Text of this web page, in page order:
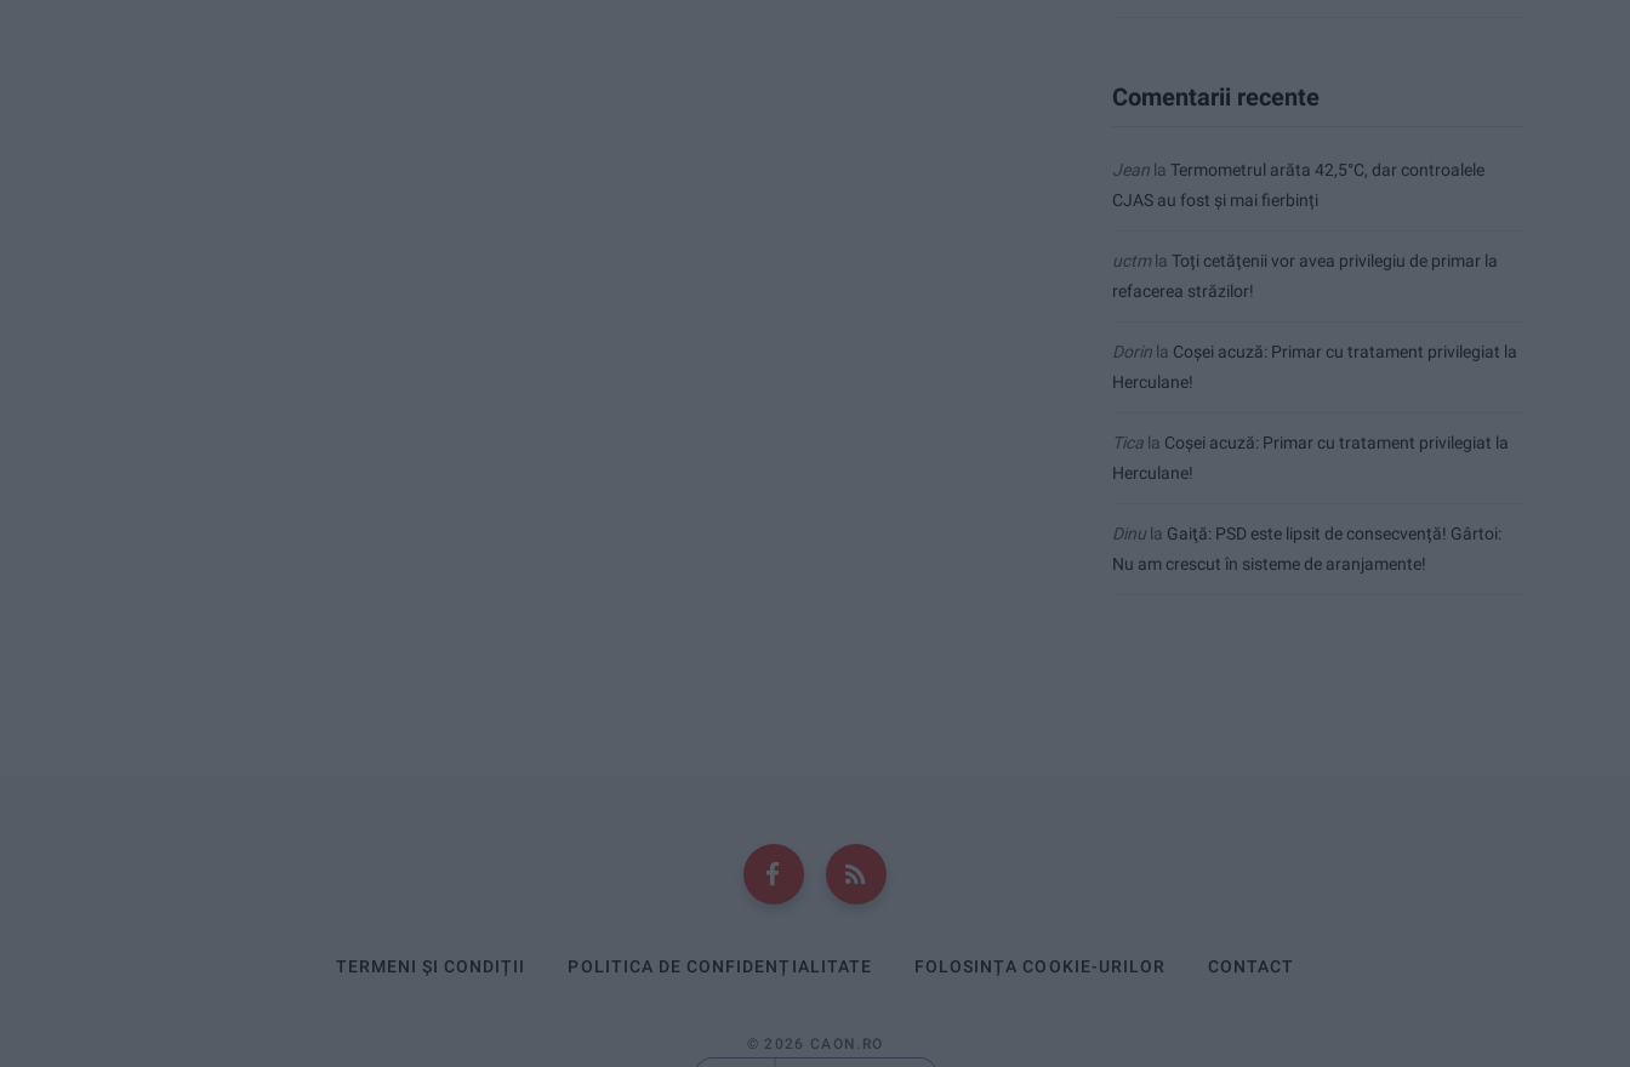
Comentarii recente
Jean la Termometrul arăta 42,5°C, dar controalele
CJAS au fost și mai fierbinți
uctmla Toți cetățenii vor avea privilegiu de primar la
refacerea străzilor!
Dorin la Coșei acuză: Primar cu tratament privilegiat la
Herculane!
Tica la Coșei acuză: Primar cu tratament privilegiat la
Herculane!
Dinu la Gaiţă: PSD este lipsit de consecvență! Gârtoi:
Nu am crescut în sisteme de aranjamente!
TERMENI ȘI CONDIȚII POLITICA DE CONFIDENȚIALITATE FOLOSINȚA COOKIE-URILOR CONTACT
© 2026 CAON.RO